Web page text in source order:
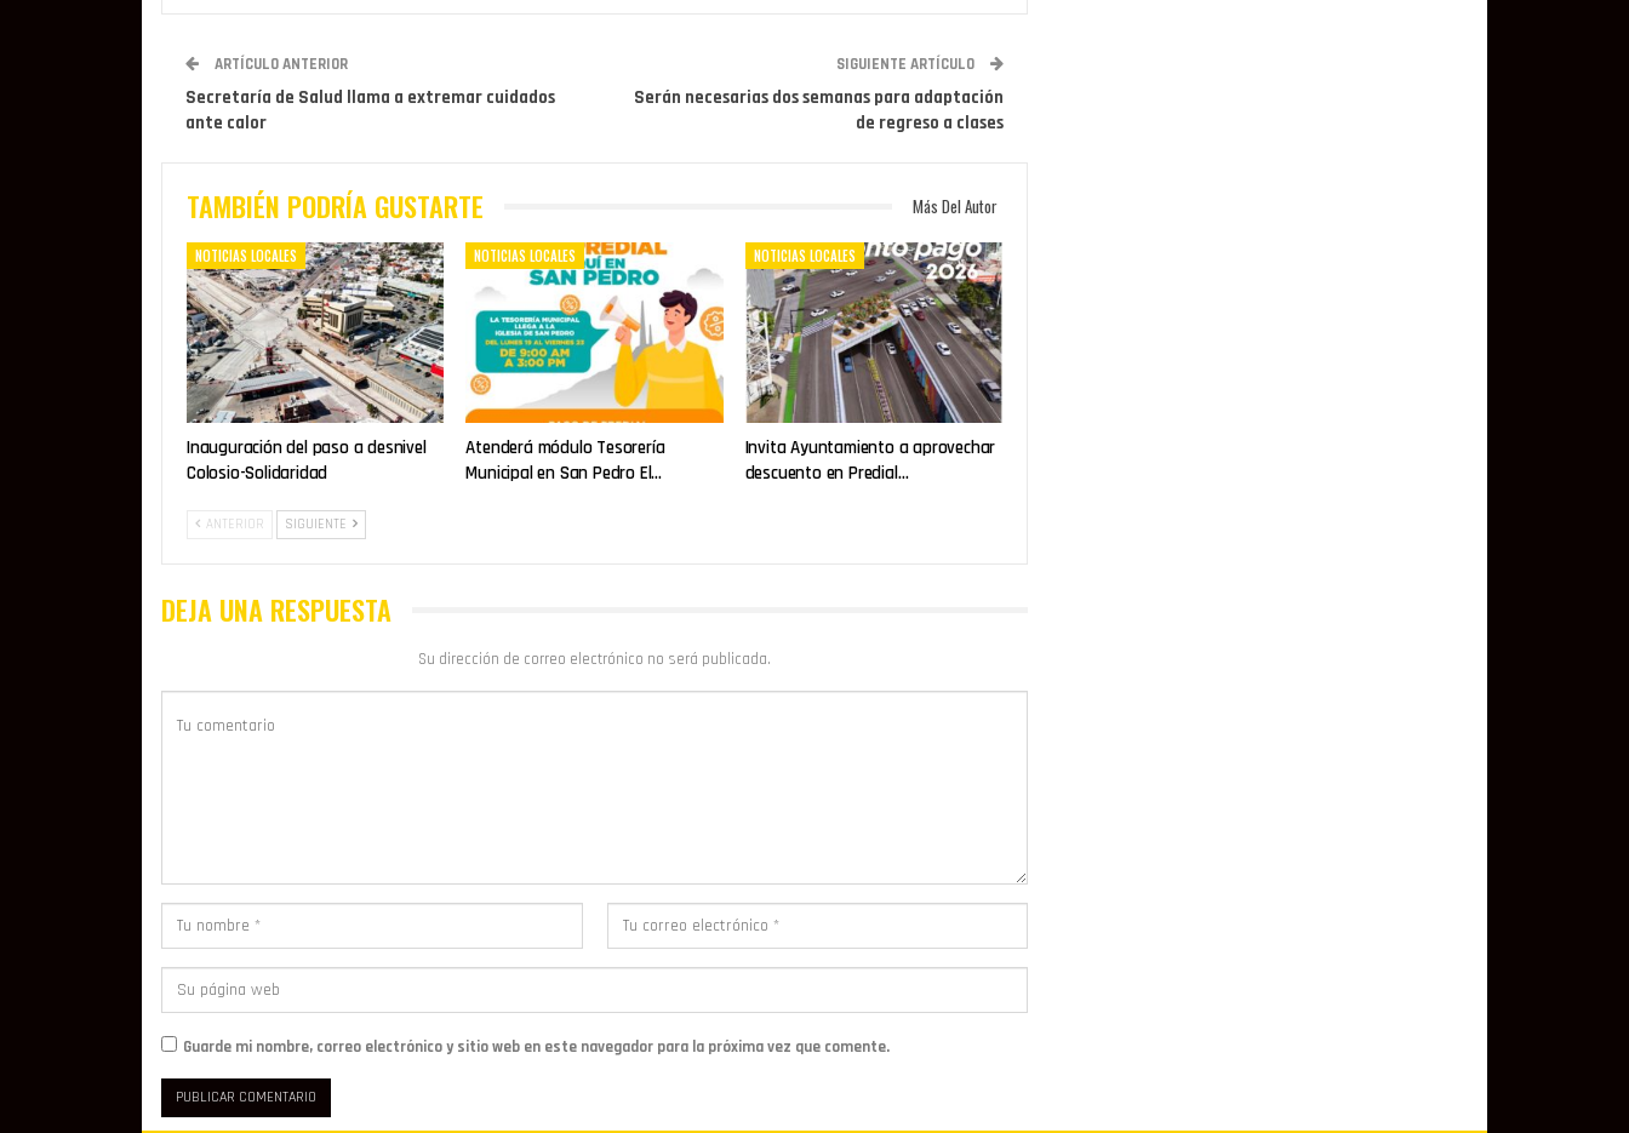
ARTÍCULO ANTERIOR
Secretaría de Salud llama a extremar cuidados
ante calor
SIGUIENTE ARTÍCULO
Serán necesarias dos semanas para adaptación
de regreso a clases
TAMBIÉN PODRÍA GUSTARTE Más Del Autor
NOTICIAS LOCALES
Inauguración del paso a desnivel
Colosio-Solidaridad
NOTICIAS LOCALES
Atenderá módulo Tesorería
Municipal en San Pedro El…
NOTICIAS LOCALES
Invita Ayuntamiento a aprovechar
descuento en Predial…
ANTERIOR SIGUIENTE
DEJA UNA RESPUESTA
Su dirección de correo electrónico no será publicada.
Guarde mi nombre, correo electrónico y sitio web en este navegador para la próxima vez que comente.